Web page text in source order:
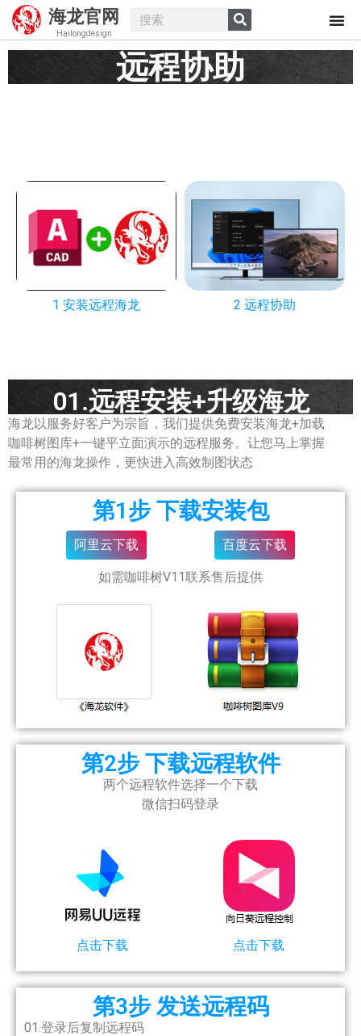
海龙官网
Hailongdesign
远程协助​
1 安装远程海龙 2 远程协助
01.远程安装+升级海龙
海龙以服务好客户为宗旨，我们提供免费安装海龙+加载
咖啡树图库+一键平立面演示的远程服务。让您马上掌握
最常用的海龙操作，更快进入高效制图状态
第1步 下载安装包
阿里云下载 百度云下载
如需咖啡树V11联系售后提供
第2步 下载远程软件
两个远程软件选择一个下载
微信扫码登录
点击下载 点击下载
第3步 发送远程码
01.登录后复制远程码